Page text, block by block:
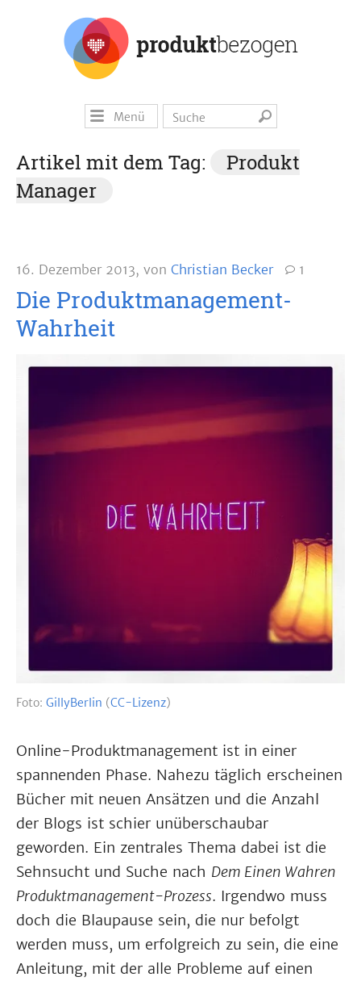
Menü
Artikel mit dem Tag:
Produkt
Manager
16. Dezember 2013, von Christian Becker 1
Die Produktmanagement-
Wahrheit
Foto: GillyBerlin (CC-Lizenz)
Online-Produktmanagement ist in einer
spannenden Phase. Nahezu täglich erscheinen
Bücher mit neuen Ansätzen und die Anzahl
der Blogs ist schier unüberschaubar
geworden. Ein zentrales Thema dabei ist die
Sehnsucht und Suche nach Dem Einen Wahren
Produktmanagement-Prozess. Irgendwo muss
doch die Blaupause sein, die nur befolgt
werden muss, um erfolgreich zu sein, die eine
Anleitung, mit der alle Probleme auf einen